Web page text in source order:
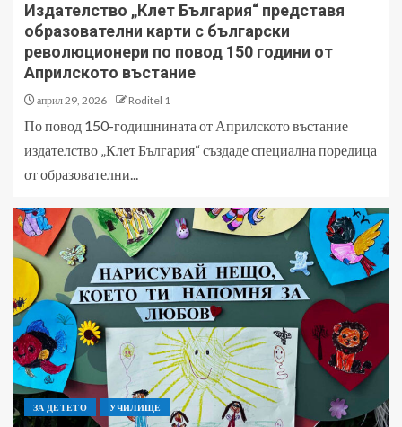
Издателство „Клет България“ представя
образователни карти с български
революционери по повод 150 години от
Априлското въстание
април 29, 2026 Roditel 1
По повод 150-годишнината от Априлското въстание
издателство „Клет България“ създаде специална поредица
от образователни...
ЗА ДЕТЕТО УЧИЛИЩЕ